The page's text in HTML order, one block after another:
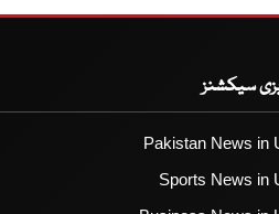
سیکشنز
Pakistan News in
Sports News in